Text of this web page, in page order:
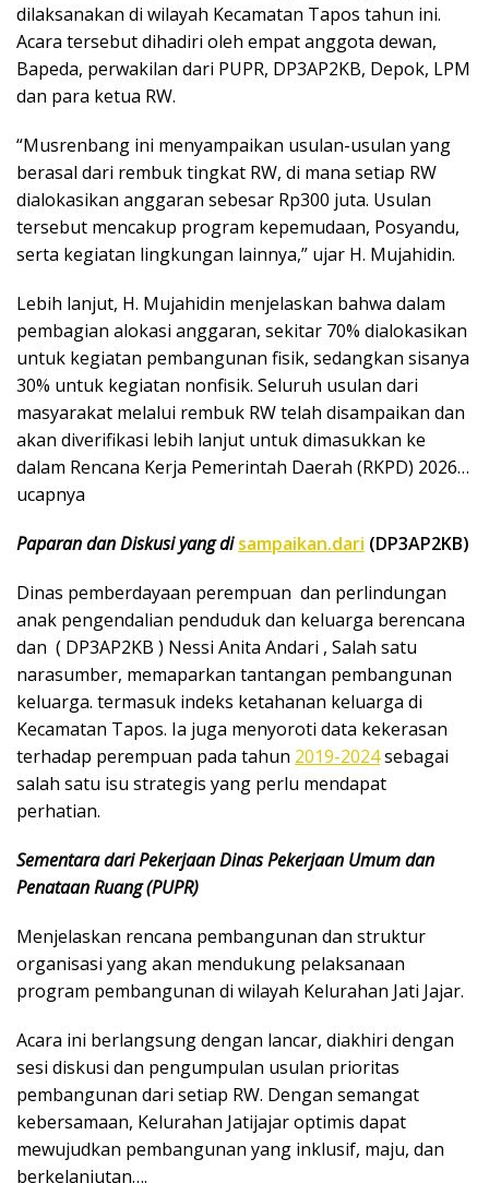
dilaksanakan di wilayah Kecamatan Tapos tahun ini.
Acara tersebut dihadiri oleh empat anggota dewan,
Bapeda, perwakilan dari PUPR, DP3AP2KB, Depok, LPM
dan para ketua RW.
“Musrenbang ini menyampaikan usulan-usulan yang
berasal dari rembuk tingkat RW, di mana setiap RW
dialokasikan anggaran sebesar Rp300 juta. Usulan
tersebut mencakup program kepemudaan, Posyandu,
serta kegiatan lingkungan lainnya,” ujar H. Mujahidin.
Lebih lanjut, H. Mujahidin menjelaskan bahwa dalam
pembagian alokasi anggaran, sekitar 70% dialokasikan
untuk kegiatan pembangunan fisik, sedangkan sisanya
30% untuk kegiatan nonfisik. Seluruh usulan dari
masyarakat melalui rembuk RW telah disampaikan dan
akan diverifikasi lebih lanjut untuk dimasukkan ke
dalam Rencana Kerja Pemerintah Daerah (RKPD) 2026…
ucapnya
Paparan dan Diskusi yang di sampaikan.dari (DP3AP2KB)
Dinas pemberdayaan perempuan dan perlindungan
anak pengendalian penduduk dan keluarga berencana
dan ( DP3AP2KB ) Nessi Anita Andari , Salah satu
narasumber, memaparkan tantangan pembangunan
keluarga. termasuk indeks ketahanan keluarga di
Kecamatan Tapos. Ia juga menyoroti data kekerasan
terhadap perempuan pada tahun 2019-2024sebagai
salah satu isu strategis yang perlu mendapat
perhatian.
Sementara dari Pekerjaan Dinas Pekerjaan Umum dan
Penataan Ruang (PUPR)
Menjelaskan rencana pembangunan dan struktur
organisasi yang akan mendukung pelaksanaan
program pembangunan di wilayah Kelurahan Jati Jajar.
Acara ini berlangsung dengan lancar, diakhiri dengan
sesi diskusi dan pengumpulan usulan prioritas
pembangunan dari setiap RW. Dengan semangat
kebersamaan, Kelurahan Jatijajar optimis dapat
mewujudkan pembangunan yang inklusif, maju, dan
berkelanjutan….